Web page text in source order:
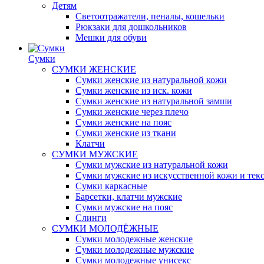
Детям
Светоотражатели, пеналы, кошельки
Рюкзаки для дошкольников
Мешки для обуви
Сумки
СУМКИ ЖЕНСКИЕ
Сумки женские из натуральной кожи
Сумки женские из иск. кожи
Сумки женские из натуральной замши
Сумки женские через плечо
Сумки женские на пояс
Сумки женские из ткани
Клатчи
СУМКИ МУЖСКИЕ
Сумки мужские из натуральной кожи
Сумки мужские из искусственной кожи и
Сумки каркасные
Барсетки, клатчи мужские
Сумки мужские на пояс
Слинги
СУМКИ МОЛОДЁЖНЫЕ
Сумки молодежные женские
Сумки молодежные мужские
Сумки молодежные унисекс